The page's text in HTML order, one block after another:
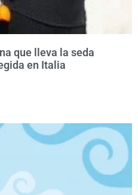
que lleva la seda
en Italia